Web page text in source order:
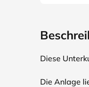
Diese
Die Anlage